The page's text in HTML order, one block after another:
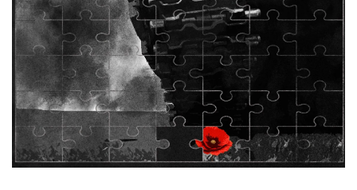
Нажимая кнопку «Стать соучастником»,
я принимаю
условия и подтверждаю свое гражданство РФ
СТАТЬ СОУЧАСТНИКОМ
ПОДЕЛИТЬСЯ С ДРУЗЬЯМИ
Если у вас есть вопросы, пишите donate@novayagazeta.ruили
звоните:
+7 (929) 612-03-68